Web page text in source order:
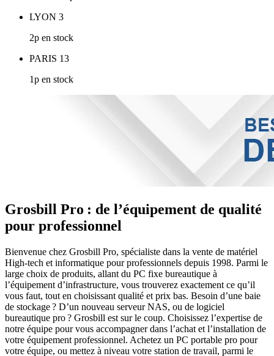
LYON 3
2p en stock
PARIS 13
1p en stock
Grosbill Pro : de l’équipement de qualité
pour professionnel
Bienvenue chez Grosbill Pro, spécialiste dans la vente de matériel
High-tech et informatique pour professionnels depuis 1998. Parmi le
large choix de produits, allant du PC fixe bureautique à
l’équipement d’infrastructure, vous trouverez exactement ce qu’il
vous faut, tout en choisissant qualité et prix bas. Besoin d’une baie
de stockage ? D’un nouveau serveur NAS, ou de logiciel
bureautique pro ? Grosbill est sur le coup. Choisissez l’expertise de
notre équipe pour vous accompagner dans l’achat et l’installation de
votre équipement professionnel. Achetez un PC portable pro pour
votre équipe, ou mettez à niveau votre station de travail, parmi le